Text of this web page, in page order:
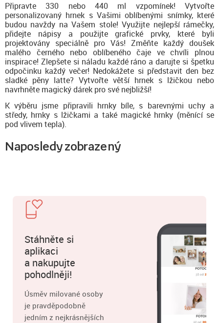
Připravte 330 nebo 440 ml vzpomínek! Vytvořte
personalizovaný hrnek s Vašimi oblíbenými snímky, které
budou navždy na Vašem stole! Využijte nejlepší rámečky,
přidejte nápisy a použijte grafické prvky, které byli
projektovány speciálně pro Vás! Změňte každý doušek
malého černého nebo oblíbeného čaje ve chvíli plnou
inspirace! Zlepšete si náladu každé ráno a darujte si špetku
odpočinku každý večer! Nedokážete si představit den bez
sladké pěny latte? Vytvořte větší hrnek s lžičkou nebo
navrhněte magický dárek pro své nejbližší!
K výběru jsme připravili hrnky bíle, s barevnými uchy a
středy, hrnky s lžičkami a také magické hrnky (měnící se
pod vlivem tepla).
Naposledy zobrazený
Stáhněte si
aplikaci
a nakupujte
pohodlněji!
Úsměv milované osoby
je pravděpodobně
jedním z nejkrásnějších